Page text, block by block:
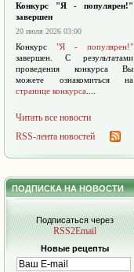
Конкурс "Я - популярен!"
завершен
20 июля 2026 03:00
Конкурс "Я - популярен!"
завершен. С результатами
проведения конкурса Вы
можете ознакомиться на
странице конкурса
Читать все новости
RSS-лента новостей
ПОДПИСКА НА НОВОСТИ
Подписаться через
RSS2Email
Новые рецепты